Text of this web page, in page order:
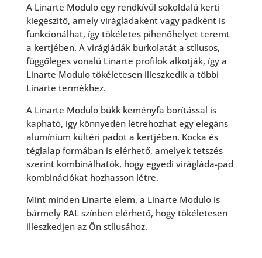
A Linarte Modulo egy rendkívül sokoldalú kerti
kiegészítő, amely virágládaként vagy padként is
funkcionálhat, így tökéletes pihenőhelyet teremt
a kertjében. A virágládák burkolatát a stílusos,
függőleges vonalú Linarte profilok alkotják, így a
Linarte Modulo tökéletesen illeszkedik a többi
Linarte termékhez.
A Linarte Modulo bükk keményfa borítással is
kapható, így könnyedén létrehozhat egy elegáns
alumínium kültéri padot a kertjében. Kocka és
téglalap formában is elérhető, amelyek tetszés
szerint kombinálhatók, hogy egyedi virágláda-pad
kombinációkat hozhasson létre.
Mint minden Linarte elem, a Linarte Modulo is
bármely RAL színben elérhető, hogy tökéletesen
illeszkedjen az Ön stílusához.